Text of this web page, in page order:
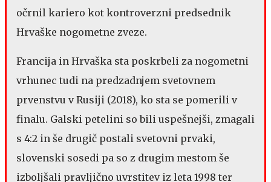
očrnil kariero kot kontroverzni predsednik
Hrvaške nogometne zveze.
Francija in Hrvaška sta poskrbeli za nogometni
vrhunec tudi na predzadnjem svetovnem
prvenstvu v Rusiji (2018), ko sta se pomerili v
finalu. Galski petelini so bili uspešnejši, zmagali
s 4:2 in še drugič postali svetovni prvaki,
slovenski sosedi pa so z drugim mestom še
izboljšali pravljično uvrstitev iz leta 1998 ter